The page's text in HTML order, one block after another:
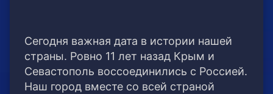
Сегодня важная дата в истории нашей
страны. Ровно 11 лет назад Крым и
Севастополь воссоединились с Россией.
Наш город вместе со всей страной